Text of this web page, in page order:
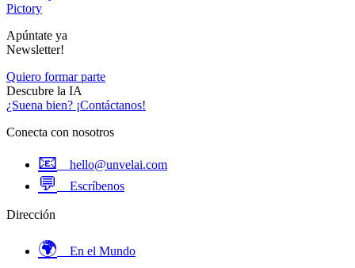
Pictory
Apúntate ya
Newsletter!
Quiero formar parte
Descubre la IA
¿Suena bien? ¡Contáctanos!
Conecta con nosotros
📧 hello@unvelai.com
💬 Escríbenos
Dirección
🌍 En el Mundo